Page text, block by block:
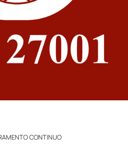
CONTINUO